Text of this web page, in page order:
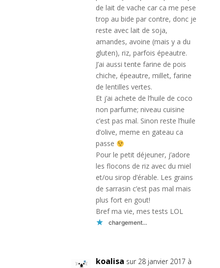
de lait de vache car ca me pese
trop au bide par contre, donc je
reste avec lait de soja,
amandes, avoine (mais y a du
gluten), riz, parfois épeautre.
J’ai aussi tente farine de pois
chiche, épeautre, millet, farine
de lentilles vertes.
Et j’ai achete de l’huile de coco
non parfume; niveau cuisine
c’est pas mal. Sinon reste l’huile
d’olive, meme en gateau ca
passe
Pour le petit déjeuner, j’adore
les flocons de riz avec du miel
et/ou sirop d’érable. Les grains
de sarrasin c’est pas mal mais
plus fort en gout!
Bref ma vie, mes tests LOL
chargement…
koalisa sur 28 janvier 2017 à